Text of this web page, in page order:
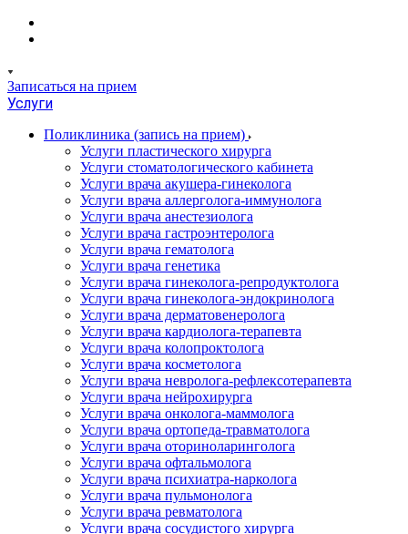
Записаться на прием
Услуги
Поликлиника (запись на прием)
Услуги пластического хирурга
Услуги стоматологического кабинета
Услуги врача акушера-гинеколога
Услуги врача аллерголога-иммунолога
Услуги врача анестезиолога
Услуги врача гастроэнтеролога
Услуги врача гематолога
Услуги врача генетика
Услуги врача гинеколога-репродуктолога
Услуги врача гинеколога-эндокринолога
Услуги врача дерматовенеролога
Услуги врача кардиолога-терапевта
Услуги врача колопроктолога
Услуги врача косметолога
Услуги врача невролога-рефлексотерапевта
Услуги врача нейрохирурга
Услуги врача онколога-маммолога
Услуги врача ортопеда-травматолога
Услуги врача оториноларинголога
Услуги врача офтальмолога
Услуги врача психиатра-нарколога
Услуги врача пульмонолога
Услуги врача ревматолога
Услуги врача сосудистого хирурга